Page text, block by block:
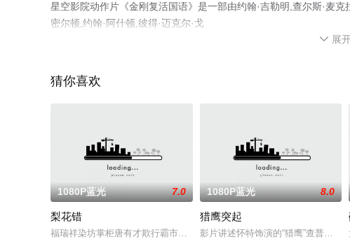
星空影院动作片《金刚复活国语》是一部由约翰·吉勒明,查尔斯·麦
密尔顿,约翰·阿什顿,彼得·迈克尔·戈
茨
了解。
 展
猜你喜欢
1080P蓝光 7.0
梨花错
福瑞祥染坊掌柜唐有才欺行霸市砸了很多家小染坊，大少爷潘亦男前来
1080P蓝光 8.0
猎鹰突起
影片讲述怀特饰演的“猎鹰”查普曼，